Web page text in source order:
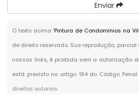
Enviar
O texto acima "Pintura de Condominios na
de direito reservado. Sua reprodução,
nossos links, é proibida sem a autorização
está previsto no artigo 184 do Código
direitos autorais.